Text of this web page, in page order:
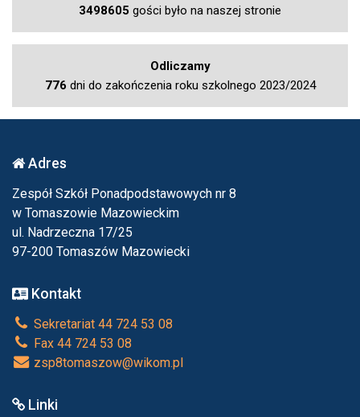
3498605 gości było na naszej stronie
Odliczamy
776 dni do zakończenia roku szkolnego 2023/2024
Adres
Zespół Szkół Ponadpodstawowych nr 8
w Tomaszowie Mazowieckim
ul. Nadrzeczna 17/25
97-200 Tomaszów Mazowiecki
Kontakt
Sekretariat 44 724 53 08
Fax 44 724 53 08
zsp8tomaszow@wikom.pl
Linki